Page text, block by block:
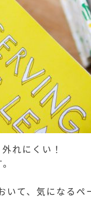
れにくい！
て、気になるペ